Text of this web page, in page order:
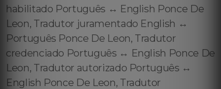
habilitado Português ↔️ English Ponce De
Leon, Tradutor juramentado English ↔️
Português Ponce De Leon, Tradutor
credenciado Português ↔️ English Ponce De
Leon, Tradutor autorizado Português ↔️
English Ponce De Leon, Tradutor